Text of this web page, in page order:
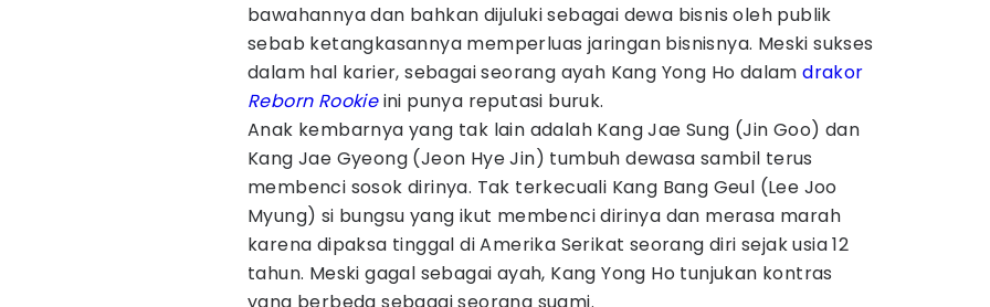
bawahannya dan bahkan dijuluki sebagai dewa bisnis oleh publik
sebab ketangkasannya memperluas jaringan bisnisnya. Meski sukses
dalam hal karier, sebagai seorang ayah Kang Yong Ho dalamdrakor
Reborn Rookieini punya reputasi buruk.
Anak kembarnya yang tak lain adalah Kang Jae Sung (Jin Goo) dan
Kang Jae Gyeong (Jeon Hye Jin) tumbuh dewasa sambil terus
membenci sosok dirinya. Tak terkecuali Kang Bang Geul (Lee Joo
Myung) si bungsu yang ikut membenci dirinya dan merasa marah
karena dipaksa tinggal di Amerika Serikat seorang diri sejak usia 12
tahun. Meski gagal sebagai ayah, Kang Yong Ho tunjukan kontras